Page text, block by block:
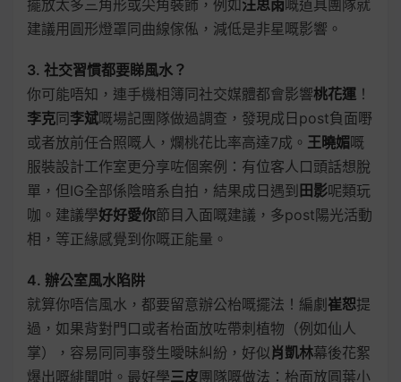
擺放太多三角形或尖角裝飾，例如汪思雨嘅道具團隊就
建議用圓形燈罩同曲線傢俬，減低是非星嘅影響。
3. 社交習慣都要睇風水？
你可能唔知，連手機相簿同社交媒體都會影響桃花運 ！
李克同李斌嘅場記團隊做過調查，發現成日post負面嘢
或者放前任合照嘅人，爛桃花比率高達7成。 王曉媚嘅
服裝設計工作室更分享咗個案例：有位客人口頭話想脫
單，但IG全部係陰暗系自拍，結果成日遇到 田影呢類玩
咖。建議學好好愛你節目入面嘅建議，多post陽光活動
相，等正緣感覺到你嘅正能量。
4. 辦公室風水陷阱
就算你唔信風水，都要留意辦公枱嘅擺法！編劇 崔恕提
過，如果背對門口或者枱面放咗帶刺植物（例如仙人
掌），容易同同事發生曖昧糾紛，好似肖凱林幕後花絮
爆出嘅緋聞咁。最好學三皮 團隊嘅做法：枱面放圓葉小